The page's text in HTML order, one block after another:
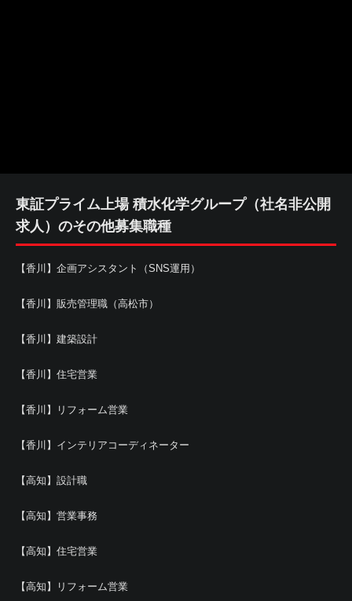
東証プライム上場 積水化学グループ（社名非公開
求人）のその他募集職種
【香川】企画アシスタント（SNS運用）
【香川】販売管理職（高松市）
【香川】建築設計
【香川】住宅営業
【香川】リフォーム営業
【香川】インテリアコーディネーター
【高知】設計職
【高知】営業事務
【高知】住宅営業
【高知】リフォーム営業